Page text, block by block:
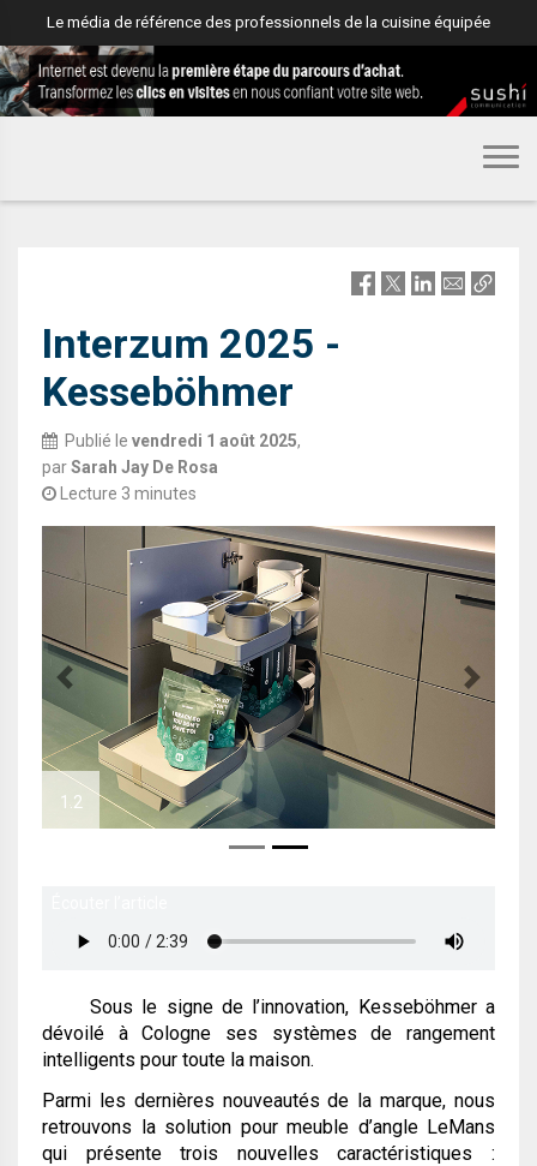
Le média de référence des professionnels de la cuisine équipée
Interzum 2025 -
Kesseböhmer
Publié le vendredi 1 août 2025,
parSarah Jay De Rosa
Lecture 3 minutes
1.2
Previous Next
Sous le signe de l’innovation, Kesseböhmer a
dévoilé à Cologne ses systèmes de rangement
intelligents pour toute la maison.
Parmi les dernières nouveautés de la marque, nous
retrouvons la solution pour meuble d’angle LeMans
qui présente trois nouvelles caractéristiques :